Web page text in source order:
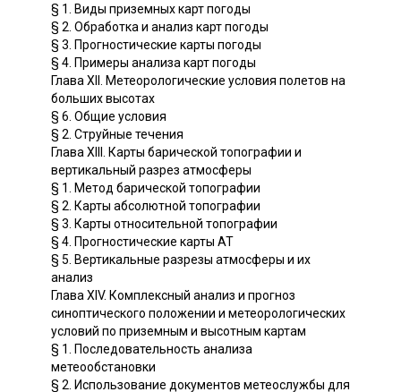
§ 1. Виды приземных карт погоды
§ 2. Обработка и анализ карт погоды
§ 3. Прогностические карты погоды
§ 4. Примеры анализа карт погоды
Глава XII. Метеорологические условия полетов на
больших высотах
§ 6. Общие условия
§ 2. Струйные течения
Глава XIII. Карты барической топографии и
вертикальный разрез атмосферы
§ 1. Метод барической топографии
§ 2. Карты абсолютной топографии
§ 3. Карты относительной топографии
§ 4. Прогностические карты АТ
§ 5. Вертикальные разрезы атмосферы и их
анализ
Глава XIV. Комплексный анализ и прогноз
синоптического положении и метеорологических
условий по приземным и высотным картам
§ 1. Последовательность анализа
метеообстановки
§ 2. Использование документов метеослужбы для